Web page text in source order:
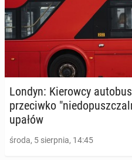
Londyn: Kie­row­cy
prze­ciw­ko
upałów
środa, 5 sierpnia, 14:45